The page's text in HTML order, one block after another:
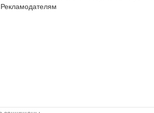
Рекламодателям